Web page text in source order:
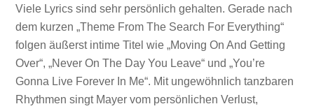
Viele Lyrics sind sehr persönlich gehalten. Gerade nach
dem kurzen „Theme From The Search For Everything“
folgen äußerst intime Titel wie „Moving On And Getting
Over“, „Never On The Day You Leave“ und „You’re
Gonna Live Forever In Me“. Mit ungewöhnlich tanzbaren
Rhythmen singt Mayer vom persönlichen Verlust,